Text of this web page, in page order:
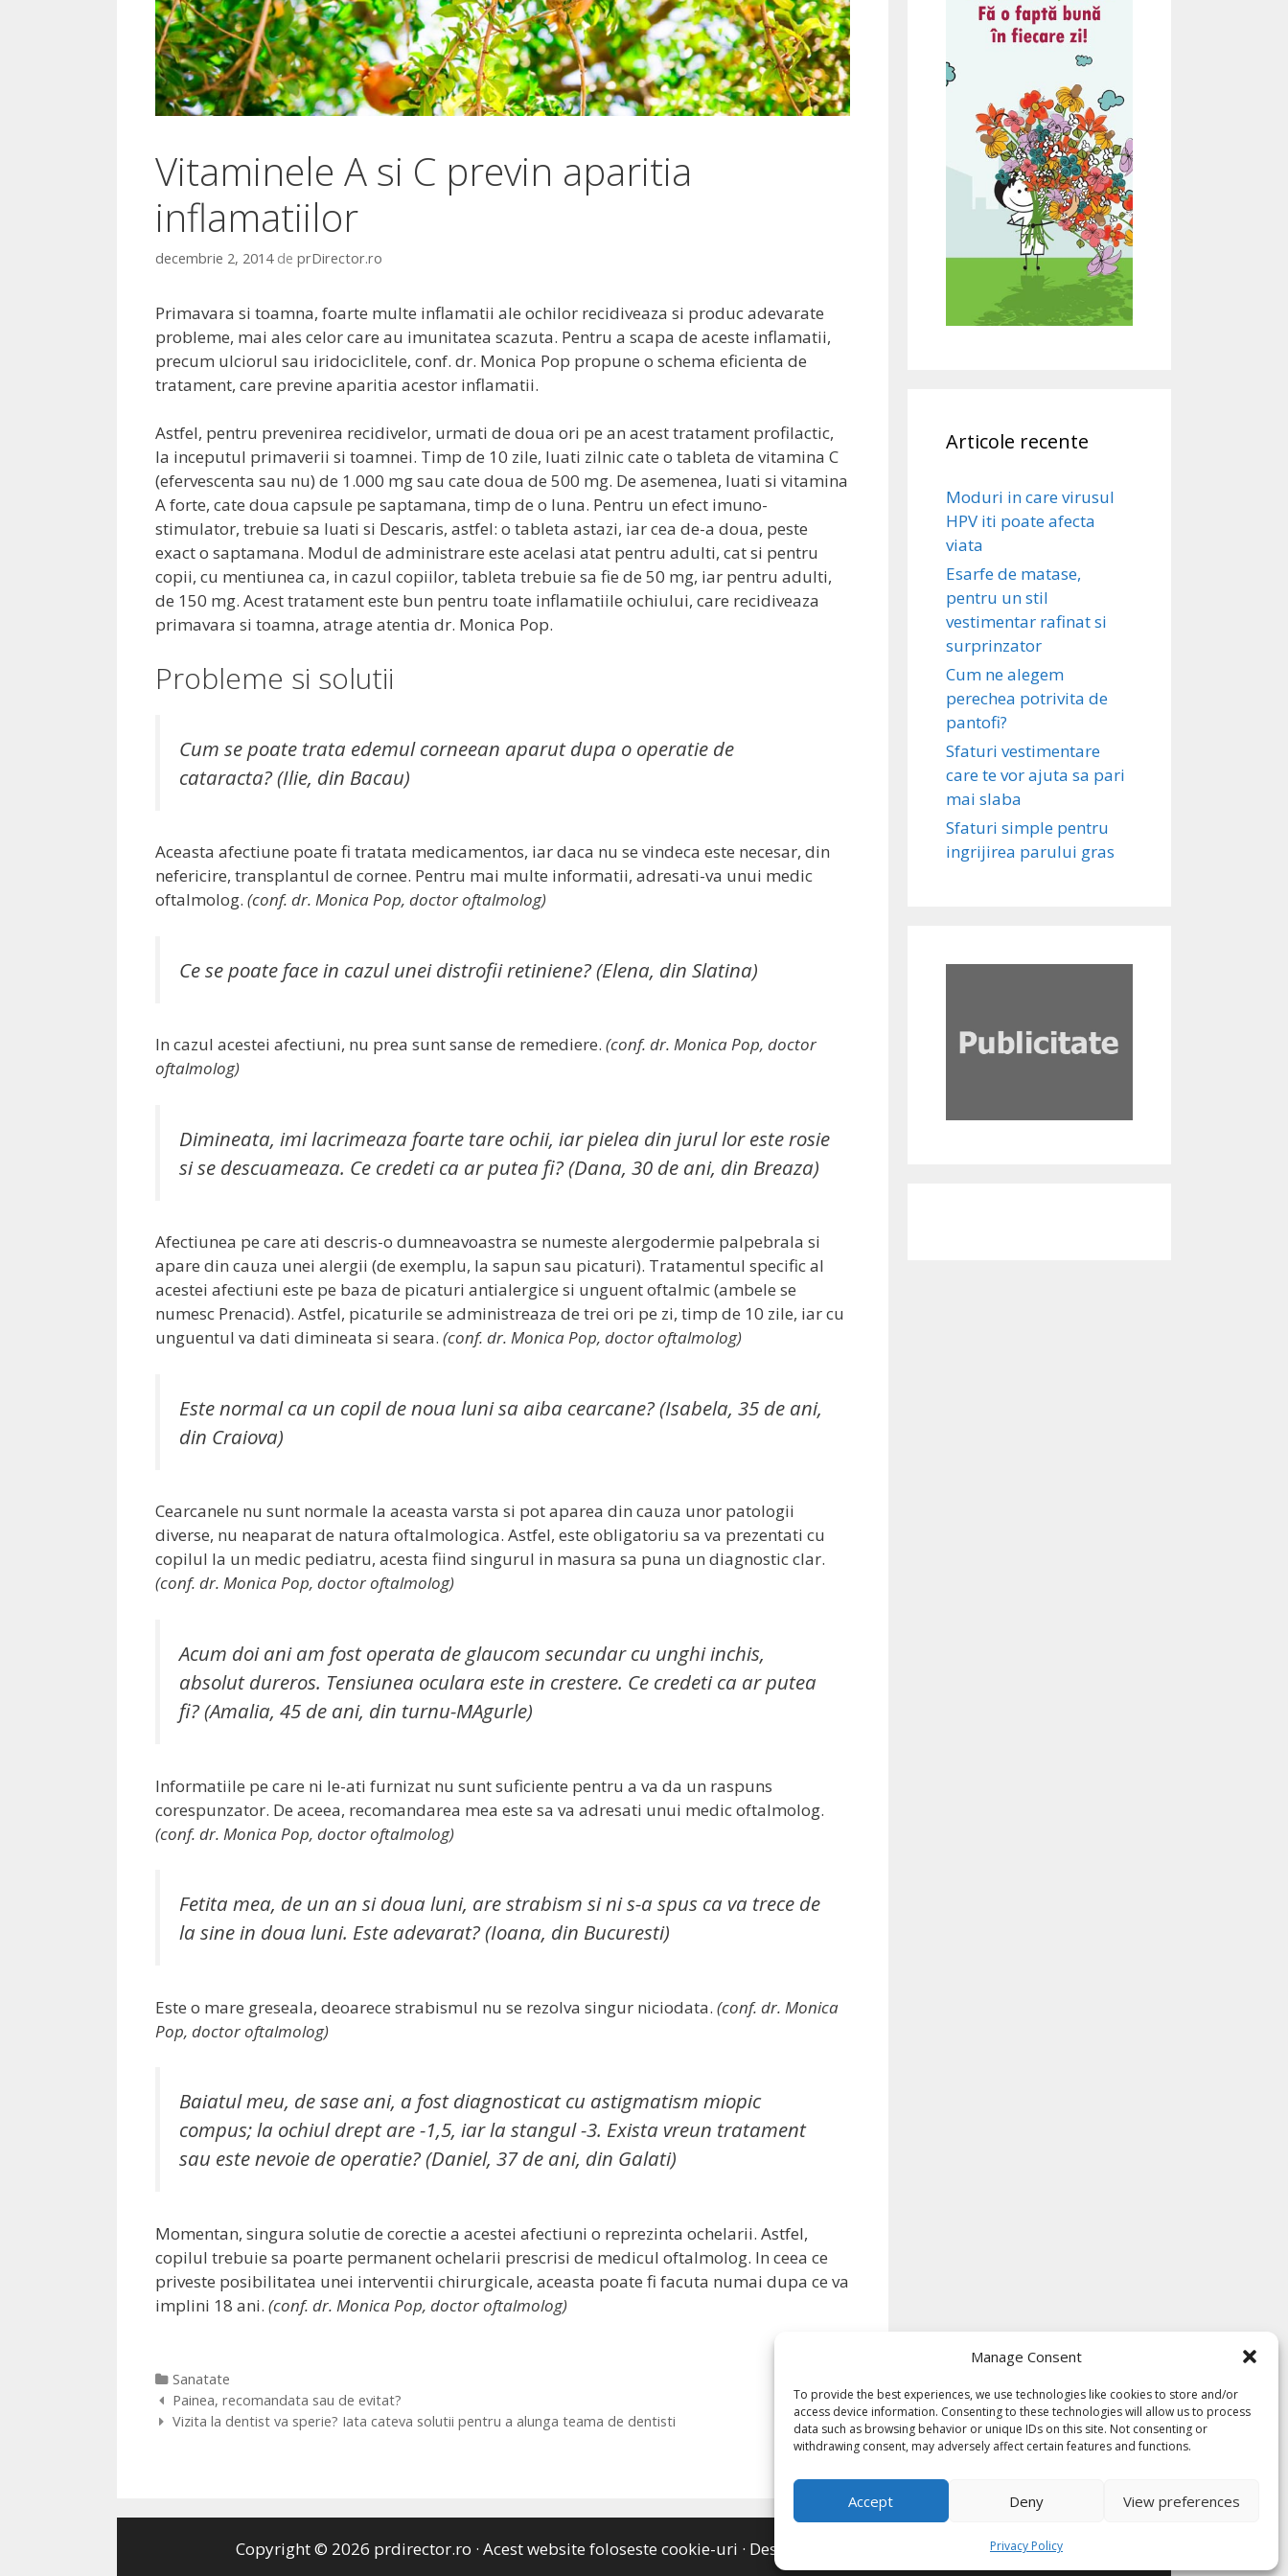
Manage Consent
To provide the best experiences, we use technologies like cookies to store and/or
access device information. Consenting to these technologies will allow us to process
data such as browsing behavior or unique IDs on this site. Not consenting or
withdrawing consent, may adversely affect certain features and functions.
Accept Deny View preferences
Privacy Policy
Vitaminele A si C previn aparitia
inflamatiilor
decembrie 2, 2014 de prDirector.ro
Primavara si toamna, foarte multe inflamatii ale ochilor recidiveaza si produc adevarate
probleme, mai ales celor care au imunitatea scazuta. Pentru a scapa de aceste inflamatii,
precum ulciorul sau iridociclitele, conf. dr. Monica Pop propune o schema eficienta de
tratament, care previne aparitia acestor inflamatii.
Astfel, pentru prevenirea recidivelor, urmati de doua ori pe an acest tratament profilactic,
la inceputul primaverii si toamnei. Timp de 10 zile, luati zilnic cate o tableta de vitamina C
(efervescenta sau nu) de 1.000 mg sau cate doua de 500 mg. De asemenea, luati si vitamina
A forte, cate doua capsule pe saptamana, timp de o luna. Pentru un efect imuno-
stimulator, trebuie sa luati si Descaris, astfel: o tableta astazi, iar cea de-a doua, peste
exact o saptamana. Modul de administrare este acelasi atat pentru adulti, cat si pentru
copii, cu mentiunea ca, in cazul copiilor, tableta trebuie sa fie de 50 mg, iar pentru adulti,
de 150 mg. Acest tratament este bun pentru toate inflamatiile ochiului, care recidiveaza
primavara si toamna, atrage atentia dr. Monica Pop.
Probleme si solutii
Cum se poate trata edemul corneean aparut dupa o operatie de
cataracta? (Ilie, din Bacau)
Aceasta afectiune poate fi tratata medicamentos, iar daca nu se vindeca este necesar, din
nefericire, transplantul de cornee. Pentru mai multe informatii, adresati-va unui medic
oftalmolog. (conf. dr. Monica Pop, doctor oftalmolog)
Ce se poate face in cazul unei distrofii retiniene? (Elena, din Slatina)
In cazul acestei afectiuni, nu prea sunt sanse de remediere. (conf. dr. Monica Pop, doctor
oftalmolog)
Dimineata, imi lacrimeaza foarte tare ochii, iar pielea din jurul lor este rosie
si se descuameaza. Ce credeti ca ar putea fi? (Dana, 30 de ani, din Breaza)
Afectiunea pe care ati descris-o dumneavoastra se numeste alergodermie palpebrala si
apare din cauza unei alergii (de exemplu, la sapun sau picaturi). Tratamentul specific al
acestei afectiuni este pe baza de picaturi antialergice si unguent oftalmic (ambele se
numesc Prenacid). Astfel, picaturile se administreaza de trei ori pe zi, timp de 10 zile, iar cu
unguentul va dati dimineata si seara. (conf. dr. Monica Pop, doctor oftalmolog)
Este normal ca un copil de noua luni sa aiba cearcane? (Isabela, 35 de ani,
din Craiova)
Cearcanele nu sunt normale la aceasta varsta si pot aparea din cauza unor patologii
diverse, nu neaparat de natura oftalmologica. Astfel, este obligatoriu sa va prezentati cu
copilul la un medic pediatru, acesta fiind singurul in masura sa puna un diagnostic clar.
(conf. dr. Monica Pop, doctor oftalmolog)
Acum doi ani am fost operata de glaucom secundar cu unghi inchis,
absolut dureros. Tensiunea oculara este in crestere. Ce credeti ca ar putea
fi? (Amalia, 45 de ani, din turnu-MAgurle)
Informatiile pe care ni le-ati furnizat nu sunt suficiente pentru a va da un raspuns
corespunzator. De aceea, recomandarea mea este sa va adresati unui medic oftalmolog.
(conf. dr. Monica Pop, doctor oftalmolog)
Fetita mea, de un an si doua luni, are strabism si ni s-a spus ca va trece de
la sine in doua luni. Este adevarat? (Ioana, din Bucuresti)
Este o mare greseala, deoarece strabismul nu se rezolva singur niciodata. (conf. dr. Monica
Pop, doctor oftalmolog)
Baiatul meu, de sase ani, a fost diagnosticat cu astigmatism miopic
compus; la ochiul drept are -1,5, iar la stangul -3. Exista vreun tratament
sau este nevoie de operatie? (Daniel, 37 de ani, din Galati)
Momentan, singura solutie de corectie a acestei afectiuni o reprezinta ochelarii. Astfel,
copilul trebuie sa poarte permanent ochelarii prescrisi de medicul oftalmolog. In ceea ce
priveste posibilitatea unei interventii chirurgicale, aceasta poate fi facuta numai dupa ce va
implini 18 ani. (conf. dr. Monica Pop, doctor oftalmolog)
Categorii
Sanatate
Navigare
postare
Painea, recomandata sau de evitat?
Vizita la dentist va sperie? Iata cateva solutii pentru a alunga teama de dentisti
Articole recente
Moduri in care virusul
HPV iti poate afecta
viata
Esarfe de matase,
pentru un stil
vestimentar rafinat si
surprinzator
Cum ne alegem
perechea potrivita de
pantofi?
Sfaturi vestimentare
care te vor ajuta sa pari
mai slaba
Sfaturi simple pentru
ingrijirea parului gras
Copyright © 2026 prdirector.ro · Acest website foloseste cookie-uri · Despre noi ·Contact